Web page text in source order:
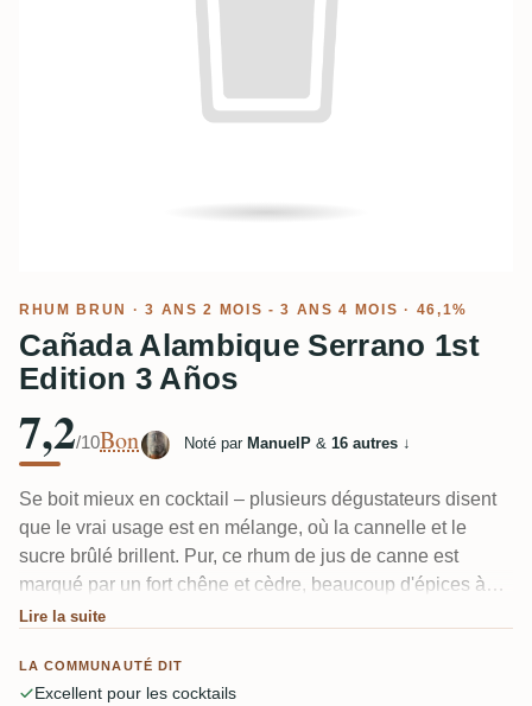
RHUM BRUN · 3 ANS 2 MOIS - 3 ANS 4 MOIS · 46,1%
Cañada Alambique Serrano 1st
Edition 3 Años
7,2/10Bon Noté par ManuelP & 16 autres ↓
Se boit mieux en cocktail – plusieurs dégustateurs disent
que le vrai usage est en mélange, où la cannelle et le
sucre brûlé brillent. Pur, ce rhum de jus de canne est
marqué par un fort chêne et cèdre, beaucoup d'épices à
pâtisserie et pain d'épices, mais il devient léger à 46%
amertume tannique en fin de bouche qui le freine.
Lire la suite
LA COMMUNAUTÉ DIT
Excellent pour les cocktails